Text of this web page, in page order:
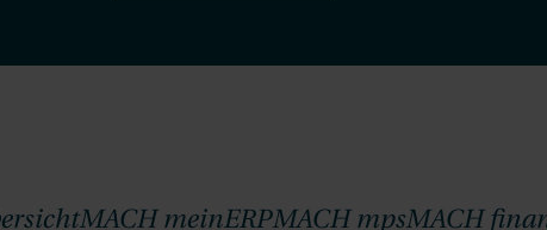
MACH meinERPMACH mpsMACH